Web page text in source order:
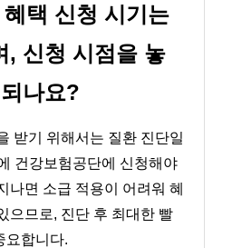
택 신청 시기는
, 신청 시점을 놓
나요?
받기 위해서는 질환 진단일
건강보험공단에 신청해야
나면 소급 적용이 어려워 혜
으므로, 진단 후 최대한 빨
요합니다.